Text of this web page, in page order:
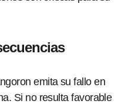
emita su fallo en
Si no resulta favorable